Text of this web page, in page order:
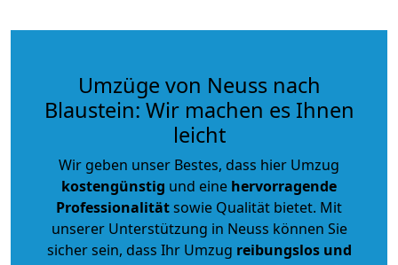
Umzüge von Neuss nach
Blaustein: Wir machen es Ihnen
leicht
Wir geben unser Bestes, dass hier Umzug
kostengünstig und eine hervorragende
Professionalitätsowie Qualität bietet. Mit
unserer Unterstützung in Neuss können Sie
sicher sein, dass Ihr Umzug reibungslos und